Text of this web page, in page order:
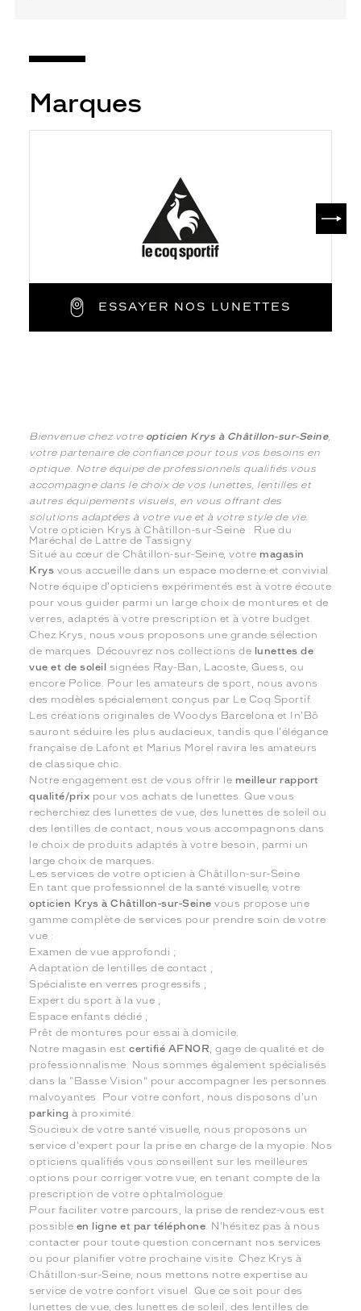
Marques
ESSAYER NOS LUNETTES
Bienvenue chez votre opticien Krys à Châtillon-sur-Seine,
votre partenaire de confiance pour tous vos besoins en
optique. Notre équipe de professionnels qualifiés vous
accompagne dans le choix de vos lunettes, lentilles et
autres équipements visuels, en vous offrant des
solutions adaptées à votre vue et à votre style de vie.
Votre opticien Krys à Châtillon-sur-Seine : Rue du
Maréchal de Lattre de Tassigny
Situé au cœur de Châtillon-sur-Seine, votre magasin
Krys vous accueille dans un espace moderne et convivial.
Notre équipe d'opticiens expérimentés est à votre écoute
pour vous guider parmi un large choix de montures et de
verres, adaptés à votre prescription et à votre budget.
Chez Krys, nous vous proposons une grande sélection
de marques. Découvrez nos collections de lunettes de
vue et de soleil signées Ray-Ban, Lacoste, Guess, ou
encore Police. Pour les amateurs de sport, nous avons
des modèles spécialement conçus par Le Coq Sportif.
Les créations originales de Woodys Barcelona et In'Bô
sauront séduire les plus audacieux, tandis que l'élégance
française de Lafont et Marius Morel ravira les amateurs
de classique chic.
Notre engagement est de vous offrir le meilleur rapport
qualité/prix pour vos achats de lunettes. Que vous
recherchiez des lunettes de vue, des lunettes de soleil ou
des lentilles de contact, nous vous accompagnons dans
le choix de produits adaptés à votre besoin, parmi un
large choix de marques.
Les services de votre opticien à Châtillon-sur-Seine
En tant que professionnel de la santé visuelle, votre
opticien Krys à Châtillon-sur-Seine vous propose une
gamme complète de services pour prendre soin de votre
vue :
Examen de vue approfondi ;
Adaptation de lentilles de contact ;
Spécialiste en verres progressifs ;
Expert du sport à la vue ;
Espace enfants dédié ;
Prêt de montures pour essai à domicile.
Notre magasin estcertifié AFNOR , gage de qualité et de
professionnalisme. Nous sommes également spécialisés
dans la "Basse Vision" pour accompagner les personnes
malvoyantes. Pour votre confort, nous disposons d'un
parking à proximité.
Soucieux de votre santé visuelle, nous proposons un
service d'expert pour la prise en charge de la myopie. Nos
opticiens qualifiés vous conseillent sur les meilleures
options pour corriger votre vue, en tenant compte de la
prescription de votre ophtalmologue.
Pour faciliter votre parcours, la prise de rendez-vous est
possible en ligne et par téléphone . N'hésitez pas à nous
contacter pour toute question concernant nos services
ou pour planifier votre prochaine visite. Chez Krys à
Châtillon-sur-Seine, nous mettons notre expertise au
service de votre confort visuel. Que ce soit pour des
lunettes de vue, des lunettes de soleil, des lentilles de